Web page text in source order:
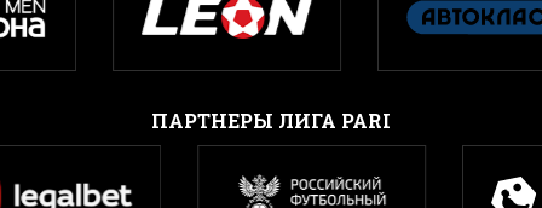
ПАРТНЕРЫ ЛИГА PARI